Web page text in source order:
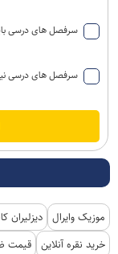
سرفصل های درسی
سرفصل های درسی
موزیک وایرال دیزلیران
خرید نقره آنلاین قیمت